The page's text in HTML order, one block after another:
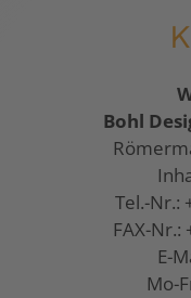
Bohl
Tel.-Nr.:
FAX-Nr.:
E-
Mo-